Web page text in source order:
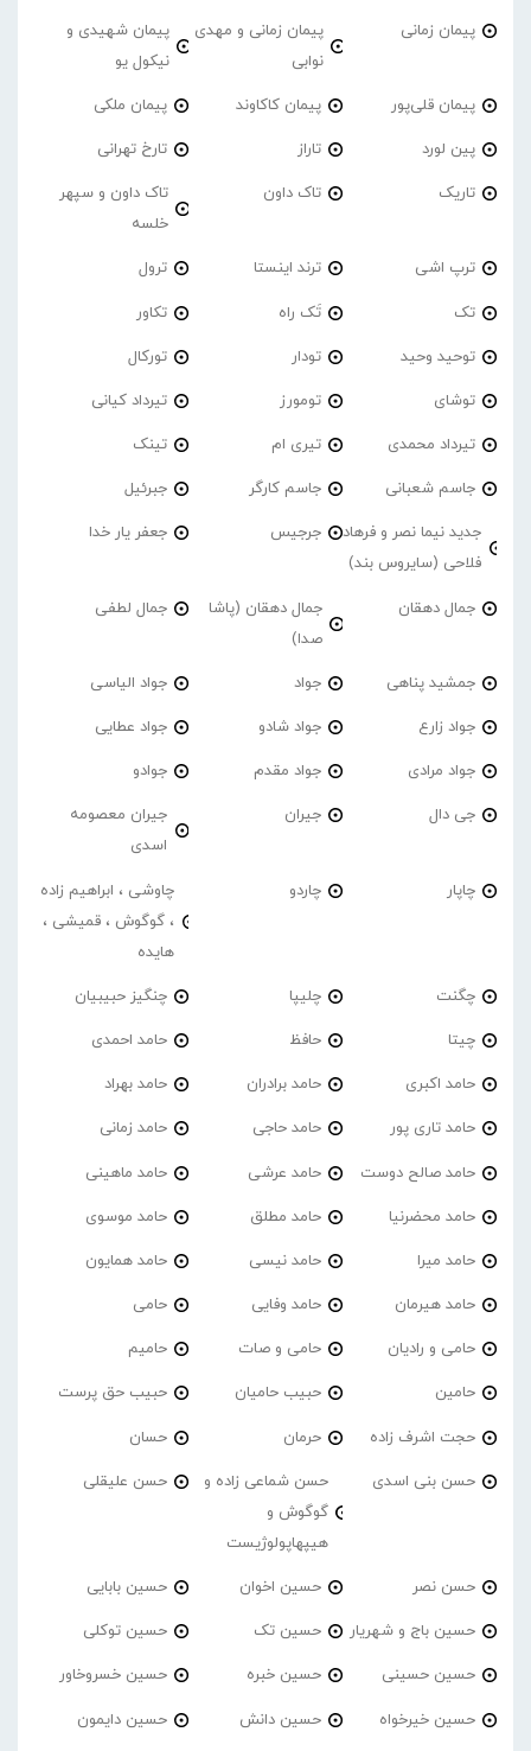
پیمان زمانی
پیمان زمانی و مهدی
نوابی
پیمان شهیدی و
نیکول یو
پیمان قلی‌پور پیمان کاکاوند پیمان ملکی
پین لورد تاراز تارخ تهرانی
تاریک تاک داون
تاک داون و سپهر
خلسه
ترپ اشی ترند اینستا ترول
تک تَک راه تکاور
توحید وحید تودار تورکال
توشای تومورز تیرداد کیانی
تیرداد محمدی تیری ام تینک
جاسم شعبانی جاسم کارگر جبرئیل
جدید نیما نصر و فرهاد
فلاحی (سایروس بند)
جرجیس جعفر یار خدا
جمال دهقان
جمال دهقان (پاشا
صدا)
جمال لطفی
جمشید پناهی جواد جواد الیاسی
جواد زارع جواد شادو جواد عطایی
جواد مرادی جواد مقدم جوادو
جی دال جیران
جیران معصومه
اسدی
چاپار چاردو
چاوشی ، ابراهیم زاده
، گوگوش ، قمیشی ،
هایده
چگنت چلیپا چنگیز حبیبیان
چیتا حافظ حامد احمدی
حامد اکبری حامد برادران حامد بهراد
حامد تاری پور حامد حاجی حامد زمانی
حامد صالح دوست حامد عرشی حامد ماهینی
حامد محضرنیا حامد مطلق حامد موسوی
حامد میرا حامد نیسی حامد همایون
حامد هیرمان حامد وفایی حامی
حامی و رادیان حامی و صات حامیم
حامین حبیب حامیان حبیب حق پرست
حجت اشرف زاده حرمان حسان
حسن بنی اسدی
حسن شماعی زاده و
گوگوش و
هیپهاپولوژیست
حسن علیقلی
حسن نصر حسین اخوان حسین بابایی
حسین باج و شهریار حسین تک حسین توکلی
حسین حسینی حسین خبره حسین خسروخاور
حسین خیرخواه حسین دانش حسین دایمون